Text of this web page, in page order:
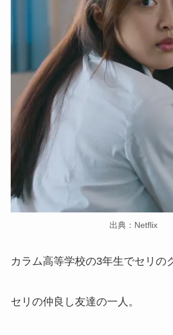
出典：Netflix
カラム高等学校の3年生でセリの
セリの仲良し友達の一人。